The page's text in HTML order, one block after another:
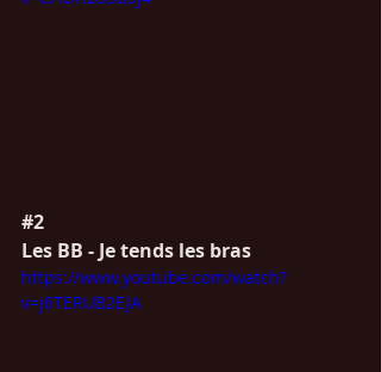
#2
Les BB - Je tends les bras
https://www.youtube.com/watch?
v=j6TERUB2EJA